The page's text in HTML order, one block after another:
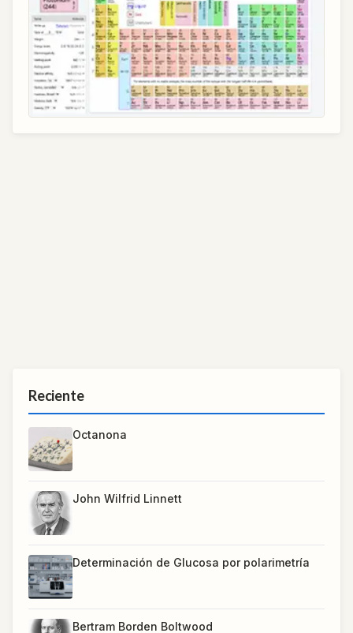
Reciente
Octanona
John Wilfrid Linnett
Determinación de Glucosa por polarimetría
Bertram Borden Boltwood